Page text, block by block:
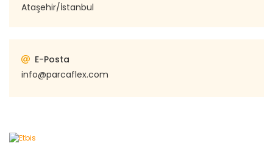
Ataşehir/İstanbul
E-Posta
info@parcaflex.com